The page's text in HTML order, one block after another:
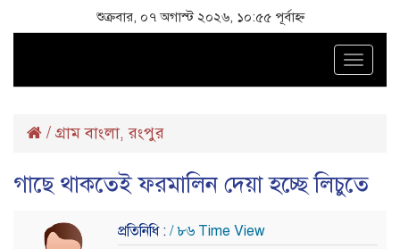
শুক্রবার, ০৭ অগাস্ট ২০২৬, ১০:৫৫ পূর্বাহ্ন
Toggle
/ গ্রাম বাংলা,রংপুর
গাছে থাকতেই ফরমালিন দেয়া হচ্ছে লিচুতে
প্রতিনিধি : / ৮৬ Time View